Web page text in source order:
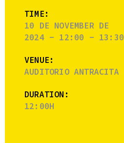
TIME:
10 DE NOVEMBER DE
2024 - 12:00 - 13:30
VENUE:
AUDITORIO ANTRACITA
DURATION:
12:00H